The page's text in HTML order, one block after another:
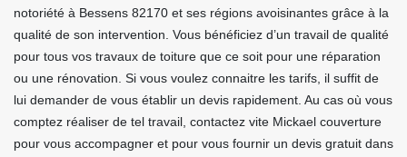
notoriété à Bessens 82170 et ses régions avoisinantes grâce à la
qualité de son intervention. Vous bénéficiez d’un travail de qualité
pour tous vos travaux de toiture que ce soit pour une réparation
ou une rénovation. Si vous voulez connaitre les tarifs, il suffit de
lui demander de vous établir un devis rapidement. Au cas où vous
comptez réaliser de tel travail, contactez vite Mickael couverture
pour vous accompagner et pour vous fournir un devis gratuit dans